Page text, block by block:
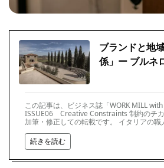
ブランドと地
係」ー ブルネ
この記事は、ビジネス誌「WORK MILL with
ISSUE06 Creative Constraints 制約のチ
加筆・修正しての転載です。 イタリアの
続きを読む